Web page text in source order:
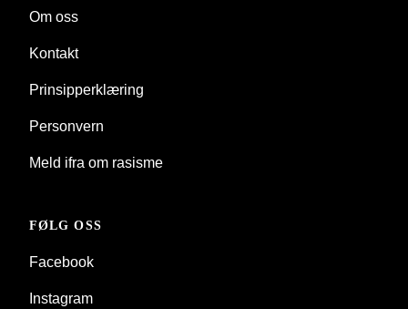
Om oss
Kontakt
Prinsipperklæring
Personvern
Meld ifra om rasisme
FØLG OSS
Facebook
Instagram